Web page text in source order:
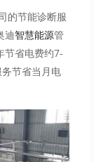
的节能诊断服
迪智慧能源管
节省电费约7-
节省当月电